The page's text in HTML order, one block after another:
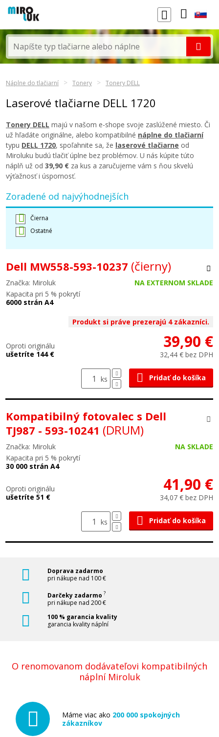
Náplne do tlačiarní Tonery Tonery DELL
Laserové tlačiarne DELL 1720
Tonery DELL majú v našom e-shope svoje zaslúžené miesto. Či
už hľadáte originálne, alebo kompatibilné náplne do tlačiarní
typu DELL 1720, spoľahnite sa, že laserové tlačiarne od
Miroluku budú tlačiť úplne bez problémov. U nás kúpite túto
náplň už od 39,90 € za kus a zaručujeme vám s ňou skvelú
výťažnosť i úspornosť.
Zoradené od najvýhodnejších
Čierna
Ostatné
Dell MW558-593-10237 (čierny)
Značka: Miroluk
NA EXTERNOM SKLADE
Kapacita pri 5 % pokrytí
6000 strán A4
Produkt si práve prezerajú 4 zákazníci.
Oproti originálu
ušetríte 144 €
39,90 €
32,44 € bez DPH
ks Pridať do košíka
Kompatibilný fotovalec s Dell
TJ987 - 593-10241 (DRUM)
Značka: Miroluk
NA SKLADE
Kapacita pri 5 % pokrytí
30 000 strán A4
Oproti originálu
ušetríte 51 €
41,90 €
34,07 € bez DPH
ks Pridať do košíka
Doprava zadarmo
pri nákupe nad 100 €
Darčeky zadarmo ?
pri nákupe nad 200 €
100 % garancia kvality
garancia kvality náplní
O renomovanom dodávateľovi kompatibilných
náplní Miroluk
Máme viac ako 200 000 spokojných
zákazníkov